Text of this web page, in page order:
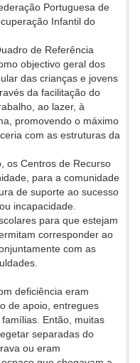
Portuguesa de
Infantil do
de Referência
objectivo geral dos
das crianças e jovens
da facilitação do
ao lazer, à
promovendo o máximo
com as estruturas da
os Centros de Recurso
para a comunidade
de suporte ao sucesso
incapacidade.
para que estejam
corresponder ao
com as
deficiência eram
de apoio, entregues
Então, muitas
separadas do
ou eram